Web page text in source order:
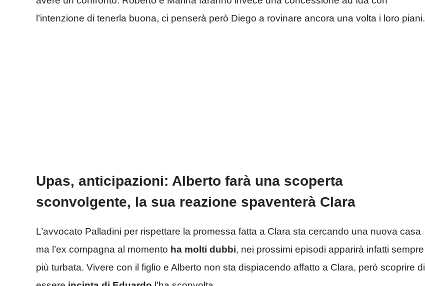
l’intenzione di tenerla buona, ci penserà però Diego a rovinare ancora una volta i loro piani.
Upas, anticipazioni: Alberto farà una scoperta
sconvolgente, la sua reazione spaventerà Clara
L’avvocato Palladini per rispettare la promessa fatta a Clara sta cercando una nuova casa
ma l’ex compagna al momento ha molti dubbi, nei prossimi episodi apparirà infatti sempre
più turbata. Vivere con il figlio e Alberto non sta dispiacendo affatto a Clara, però scoprire di